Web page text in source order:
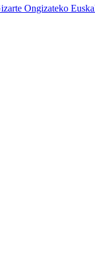
Ongizateko